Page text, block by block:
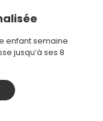
enfant semaine
jusqu’à ses 8